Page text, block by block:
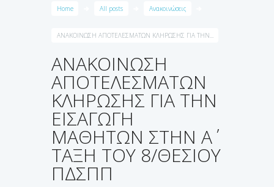
Home All posts Ανακοινώσεις
ΑΝΑΚΟΙΝΩΣΗ ΑΠΟΤΕΛΕΣΜΑΤΩΝ ΚΛΗΡΩΣΗΣ ΓΙΑ ΤΗΝ...
ΑΝΑΚΟΙΝΩΣΗ
ΑΠΟΤΕΛΕΣΜΑΤΩΝ
ΚΛΗΡΩΣΗΣ ΓΙΑ ΤΗΝ
ΕΙΣΑΓΩΓΗ
ΜΑΘΗΤΩΝ ΣΤΗΝ Α΄
ΤΑΞΗ ΤΟΥ 8/ΘΕΣΙΟΥ
ΠΔΣΠΠ